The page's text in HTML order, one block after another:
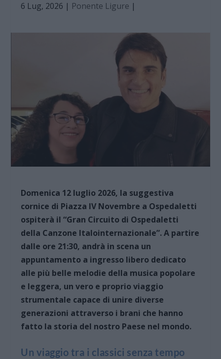
6 Lug, 2026 | Ponente Ligure |
Domenica 12 luglio 2026, la suggestiva
cornice di Piazza IV Novembre a Ospedaletti
ospiterà il “Gran Circuito di Ospedaletti
della Canzone Italointernazionale”. A partire
dalle ore 21:30, andrà in scena un
appuntamento a ingresso libero dedicato
alle più belle melodie della musica popolare
e leggera, un vero e proprio viaggio
strumentale capace di unire diverse
generazioni attraverso i brani che hanno
fatto la storia del nostro Paese nel mondo.
Un viaggio tra i classici senza tempo